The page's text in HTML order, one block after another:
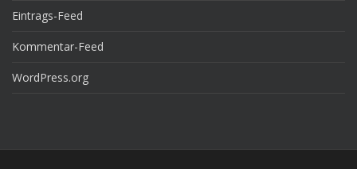
Eintrags-Feed
Kommentar-Feed
WordPress.org